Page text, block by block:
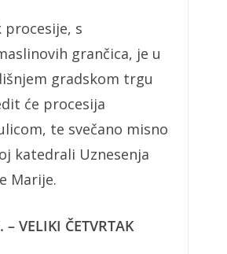
procesije, s
grančica, je u
gradskom trgu
će procesija
te svečano misno
katedrali Uznesenja
Marije.
VELIKI ČETVRTAK